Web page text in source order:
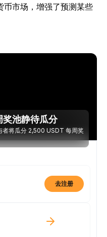
币市场，增强了预测某些
奖池静待瓜分
者将瓜分 2,500 USDT 每周奖
去注册